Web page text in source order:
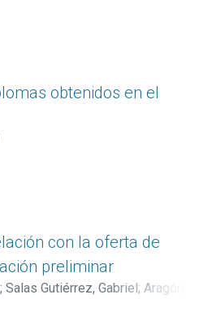
obtenidos en el
con la oferta de
preliminar
; Salas Gutiérrez, Gabriel; Aragón,